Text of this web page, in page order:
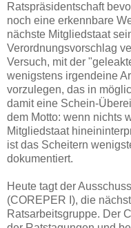
Ratspräsidentschaft
noch eine erkennbare
nächste Mitgliedstaat
Verordnungsvorschlag
Versuch, mit der
wenigstens irgendeine
vorzulegen, das in
damit eine Schein-
dem Motto: wenn nichts
Mitgliedstaat
ist das Scheitern
dokumentiert.
Heute tagt der
(COREPER I), die
Ratsarbeitsgruppe. Der